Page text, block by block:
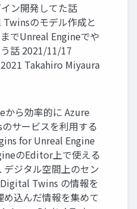
ン開発してた話
のモデル作成と
でUnreal Engineでや
話 2021/11/17
Takahiro Miyaura
から効率的に Azure
サービスを利用する
for Unreal Engine
のEditor上で使える
デジタル空間上のセン
Twins の情報を
め込んだ情報を集めて